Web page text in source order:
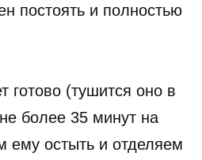
постоять и полностью
готово (тушится оно в
более 35 минут на
ему остыть и отделяем